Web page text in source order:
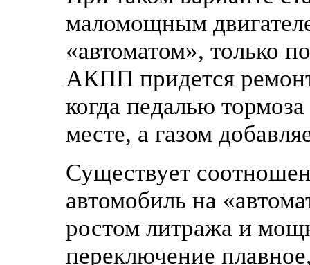
маломощным
«автоматом», только
АКПП придется
когда педалью
месте, а газом
Существует
автомобиль на
ростом литража и
переключение